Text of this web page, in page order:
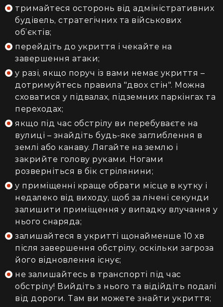
тримайтеся осторонь від адміністративних
будівель, стратегічних та військових
об’єктів;
перейдіть до укриття і чекайте на
завершення атаки;
у разі, якщо поруч із вами немає укриття –
дотримуйтесь правила "двох стін". Можна
сховатися у підвалах, підземних паркінгах та
переходах;
якщо під час обстрілу ви перебуваєте на
вулиці – знайдіть будь-яке заглиблення в
землі або канаву. Лягайте на землю і
закрийте голову руками. Ногами
розверніться в бік стрілянини;
у приміщенні краще обрати місце в кутку і
недалеко від виходу, щоб за лічені секунди
залишити приміщення у випадку влучання у
нього снаряда;
залишайтеся в укритті щонайменше 10 хв
після завершення обстрілу, оскільки загроза
його відновлення існує;
не залишайтесь в транспорті під час
обстрілу! Вийдіть з нього та відійдіть подалі
від дороги. Там ви можете знайти укриття;